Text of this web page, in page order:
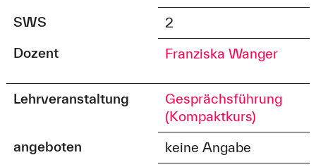
SWS
2
Dozent
Franziska Wanger
Lehrveranstaltung
Gesprächsführung
(Kompaktkurs)
angeboten
keine Angabe